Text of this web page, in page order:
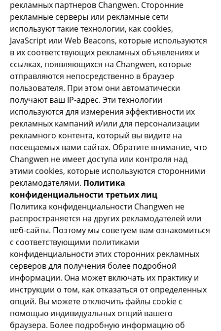
рекламных партнеров Changwen. Сторонние
рекламные серверы или рекламные сети
используют такие технологии, как cookies,
JavaScript или Web Beacons, которые используются
в их соответствующих рекламных объявлениях и
ссылках, появляющихся на Changwen, которые
отправляются непосредственно в браузер
пользователя. При этом они автоматически
получают ваш IP-адрес. Эти технологии
используются для измерения эффективности их
рекламных кампаний и/или для персонализации
рекламного контента, который вы видите на
посещаемых вами сайтах. Обратите внимание, что
Changwen не имеет доступа или контроля над
этими cookies, которые используются сторонними
рекламодателями. Политика
конфиденциальности третьих лиц
Политика конфиденциальности Changwen не
распространяется на других рекламодателей или
веб-сайты. Поэтому мы советуем вам ознакомиться
с соответствующими политиками
конфиденциальности этих сторонних рекламных
серверов для получения более подробной
информации. Она может включать их практику и
инструкции о том, как отказаться от определенных
опций. Вы можете отключить файлы cookie с
помощью индивидуальных опций вашего
браузера. Более подробную информацию об